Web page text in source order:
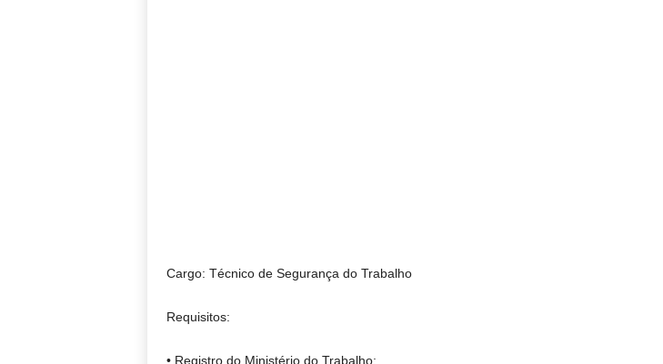
Cargo: Técnico de Segurança do Trabalho
Requisitos:
• Registro do Ministério do Trabalho;